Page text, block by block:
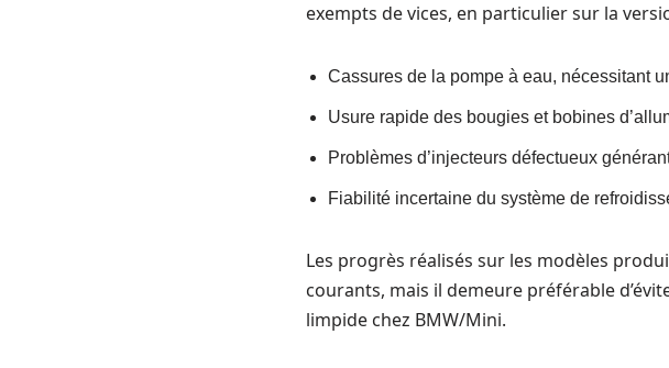
exempts de vices, en particulier sur la
Cassures de la pompe à eau, nécessitant
Usure rapide des bougies et bobines
Problèmes d’injecteurs défectueux
Fiabilité incertaine du système de
Les progrès réalisés sur les modèles
courants, mais il demeure préférable
limpide chez BMW/Mini.